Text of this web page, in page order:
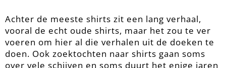
Achter de meeste shirts zit een lang verhaal,
vooral de echt oude shirts, maar het zou te ver
voeren om hier al die verhalen uit de doeken te
doen. Ook zoektochten naar shirts gaan soms
over vele schijven en soms duurt het enige jaren